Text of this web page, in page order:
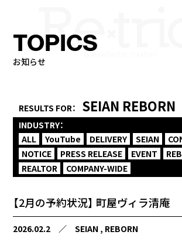
TOPICS
お知らせ
RESULTS FOR： SEIAN REBORN
INDUSTRY：
ALL
YouTube DELIVERY SEIAN
NOTICE
PRESS RELEASE EVENT
REALTOR
COMPANY-WIDE
【2月の予約状況】 町屋ヴィラ清庵
2026.02.2 ／SEIAN REBORN